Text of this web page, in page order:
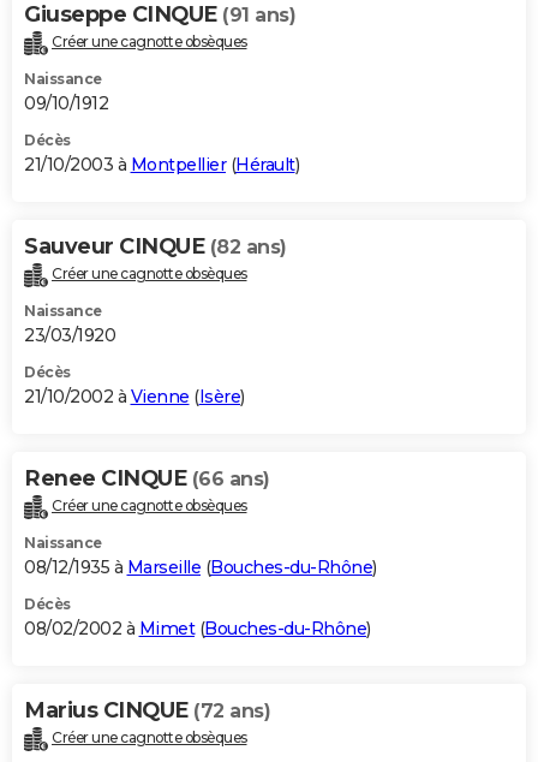
Giuseppe CINQUE (91 ans)
Créer une cagnotte obsèques
Naissance
09/10/1912
Décès
21/10/2003 à Montpellier(Hérault)
Sauveur CINQUE (82 ans)
Créer une cagnotte obsèques
Naissance
23/03/1920
Décès
21/10/2002 à Vienne (Isère)
Renee CINQUE (66 ans)
Créer une cagnotte obsèques
Naissance
08/12/1935 à Marseille (Bouches-du-Rhône)
Décès
08/02/2002 à Mimet(Bouches-du-Rhône)
Marius CINQUE (72 ans)
Créer une cagnotte obsèques